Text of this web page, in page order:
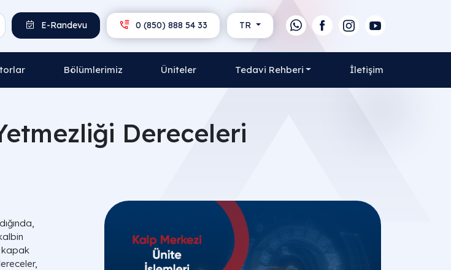
TR
0 (850) 888 54 33
E-Randevu
Bölümlerimiz Üniteler Tedavi Rehberi İletişim
Dereceleri
kapak